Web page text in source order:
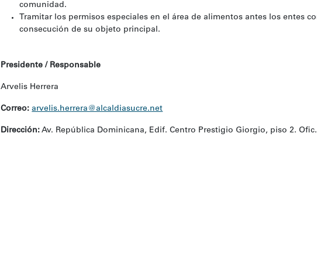
comunidad.
Tramitar los permisos especiales en el área de alimentos antes los entes
consecución de su objeto principal.
Presidente / Responsable
Arvelis Herrera
Correo: arvelis.herrera@alcaldiasucre.net
Dirección: Av. República Dominicana, Edif. Centro Prestigio Giorgio, piso 2.